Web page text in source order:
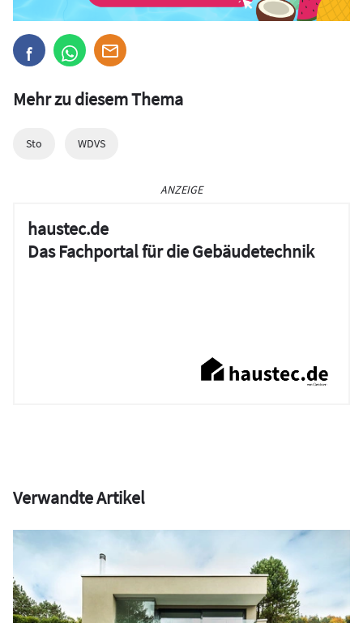
Mehr zu diesem Thema
Sto WDVS
ANZEIGE
haustec.de
Das Fachportal für die Gebäudetechnik
Verwandte Artikel